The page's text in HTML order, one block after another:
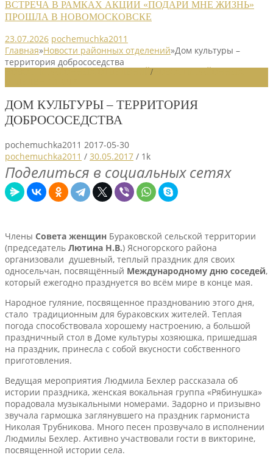
ВСТРЕЧА В РАМКАХ АКЦИИ «ПОДАРИ МНЕ ЖИЗНЬ»
ПРОШЛА В НОВОМОСКОВСКЕ
23.07.2026 pochemuchka2011
Главная»Новости районных отделений»Дом культуры –
территория добрососедства
/
ДОМ КУЛЬТУРЫ – ТЕРРИТОРИЯ
ДОБРОСОСЕДСТВА
pochemuchka2011 2017-05-30
pochemuchka2011 / 30.05.2017 / 1k
Поделиться в социальных сетях
Члены Совета женщин Бураковской сельской территории
(председатель Лютина Н.В.) Ясногорского района
организовали душевный, теплый праздник для своих
односельчан, посвящённый Международному дню соседей,
который ежегодно празднуется во всём мире в конце мая.
Народное гуляние, посвященное празднованию этого дня,
стало традиционным для бураковских жителей. Теплая
погода способствовала хорошему настроению, а большой
праздничный стол в Доме культуры хозяюшка, пришедшая
на праздник, принесла с собой вкусности собственного
приготовления.
Ведущая мероприятия Людмила Бехлер рассказала об
истории праздника, женская вокальная группа «Рябинушка»
порадовала музыкальными номерами. Задорно и призывно
звучала гармошка заглянувшего на праздник гармониста
Николая Трубникова. Много песен прозвучало в исполнении
Людмилы Бехлер. Активно участвовали гости в викторине,
посвященной истории села.